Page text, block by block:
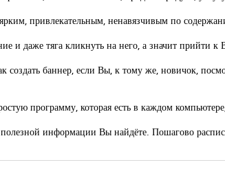
привлекательным, ненавязчивым по
и даже тяга кликнуть на него, а значит прийти к
создать баннер, если Вы, к тому же, новичок,
программу, которая есть в каждом
информации Вы найдёте. Пошагово